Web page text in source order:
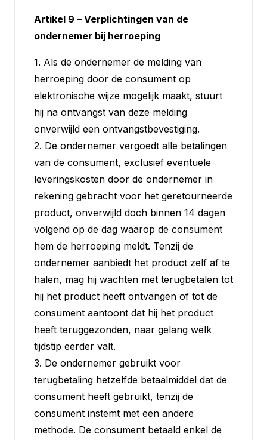
Artikel 9 – Verplichtingen van de
ondernemer bij herroeping
1. Als de ondernemer de melding van
herroeping door de consument op
elektronische wijze mogelijk maakt, stuurt
hij na ontvangst van deze melding
onverwijld een ontvangstbevestiging.
2. De ondernemer vergoedt alle betalingen
van de consument, exclusief eventuele
leveringskosten door de ondernemer in
rekening gebracht voor het geretourneerde
product, onverwijld doch binnen 14 dagen
volgend op de dag waarop de consument
hem de herroeping meldt. Tenzij de
ondernemer aanbiedt het product zelf af te
halen, mag hij wachten met terugbetalen tot
hij het product heeft ontvangen of tot de
consument aantoont dat hij het product
heeft teruggezonden, naar gelang welk
tijdstip eerder valt.
3. De ondernemer gebruikt voor
terugbetaling hetzelfde betaalmiddel dat de
consument heeft gebruikt, tenzij de
consument instemt met een andere
methode. De consument betaald enkel de